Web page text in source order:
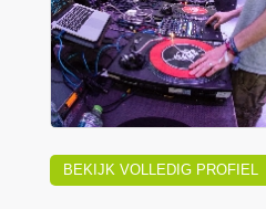
BEKIJK VOLLEDIG PROFIEL